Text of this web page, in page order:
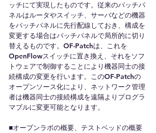
ッチにて実現したものです。従来のパッチパ
ネルはルータやスイッチ、サーバなどの機器
をパッチパネルに先行配線しておき、構成を
変更する場合はパッチパネルで局所的に切り
替えるものです。OF-Patchは、これを
OpenFlowスイッチに置き換え、それをソフ
トウェアで制御することにより機器同士の接
続構成の変更を行います。このOF-Patchの
オープンソース化により、ネットワーク管理
者は機器同士の接続構成を遠隔よりプログラ
マブルに変更可能となります。
■オープンラボの概要、テストベッドの概要